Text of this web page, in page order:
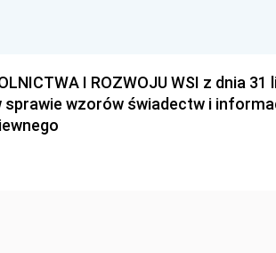
I ROZWOJU WSI z dnia
sprawie wzorów świadectw i